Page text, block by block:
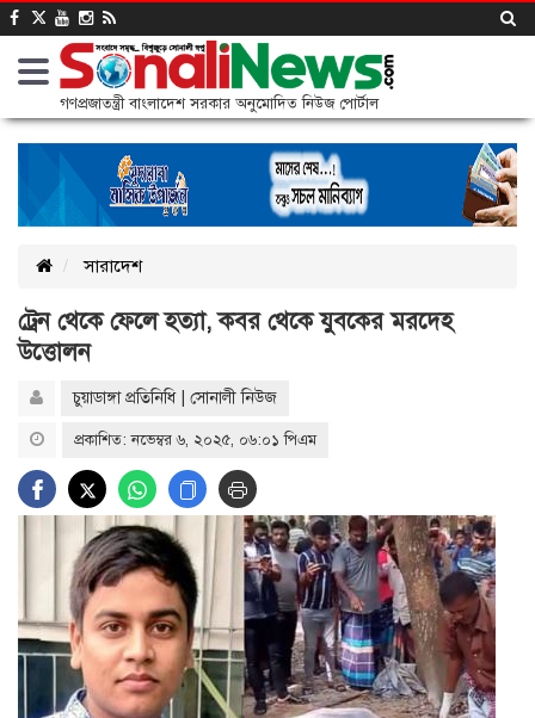
গণপ্রজাতন্ত্রী বাংলাদেশ সরকার অনুমোদিত নিউজ পোর্টাল
সারাদেশ
ট্রেন থেকে ফেলে হত্যা, কবর থেকে যুবকের মরদেহ
উত্তোলন
চুয়াডাঙ্গা প্র‌তি‌নি‌ধি | সোনালী নিউজ
প্রকাশিত: নভেম্বর ৬, ২০২৫, ০৬:০১ পিএম